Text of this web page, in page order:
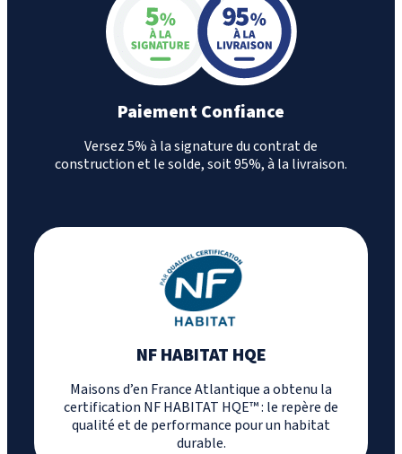
Paiement Confiance
Versez 5% à la signature du contrat de
construction et le solde, soit 95%, à la livraison.
NF HABITAT HQE
Maisons d’en France Atlantique a obtenu la
certification NF HABITAT HQE™ : le repère de
qualité et de performance pour un habitat
durable.